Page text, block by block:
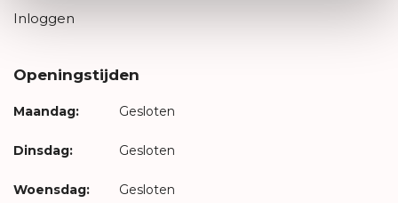
Inloggen
Openingstijden
Maandag: Gesloten
Dinsdag: Gesloten
Woensdag: Gesloten